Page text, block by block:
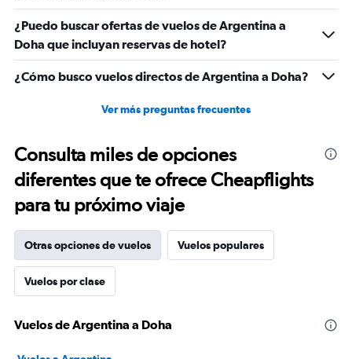
¿Puedo buscar ofertas de vuelos de Argentina a
Doha que incluyan reservas de hotel?
¿Cómo busco vuelos directos de Argentina a Doha?
Ver más preguntas frecuentes
Consulta miles de opciones
diferentes que te ofrece Cheapflights
para tu próximo viaje
Otras opciones de vuelos Vuelos populares
Vuelos por clase
Vuelos de Argentina a Doha